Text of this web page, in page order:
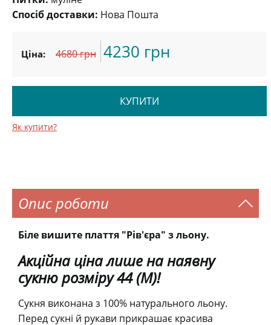
Спосіб доставки: Нова Пошта
Ціна: 4680 грн 4230 грн
КУПИТИ
Як купити?
Опис роботи
Біле вишите плаття "Рів'єра" з льону.
Акційна ціна лише на наявну
сукню розміру 44 (M)!
Сукня виконана з 100% натурального льону.
Перед сукні й рукави прикрашає красива